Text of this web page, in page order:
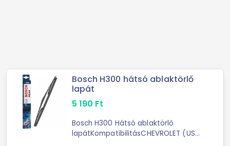
Bosch H300 hátsó ablaktörlő
lapát
5 190 Ft
Bosch H300 Hátsó ablaktörlő
lapátKompatibilitásCHEVROLET (USA)